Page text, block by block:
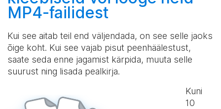
MP4-failidest
Kui see aitab teil end väljendada, on see selle jaoks
õige koht. Kui see vajab pisut peenhäälestust,
saate seda enne jagamist kärpida, muuta selle
suurust ning lisada pealkirja.
Kuni
10